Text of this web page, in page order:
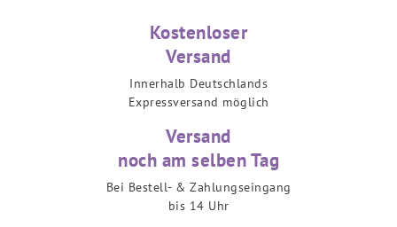
Kostenloser
Versand
Innerhalb Deutschlands
Expressversand möglich
Versand
noch am selben Tag
Bei Bestell- & Zahlungseingang
bis 14 Uhr